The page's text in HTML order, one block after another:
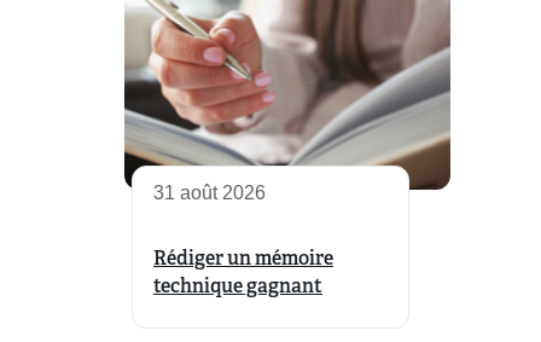
31 août 2026
Rédiger un mémoire
technique gagnant